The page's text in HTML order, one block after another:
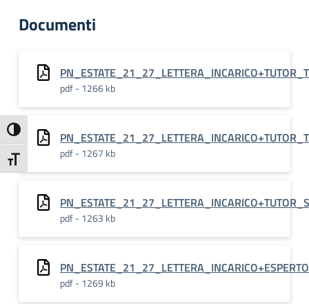
Attiva/disattiva alto contrasto
Attiva/disattiva dimensione testo
Documenti
pdf - 1266 kb
pdf - 1267 kb
pdf - 1263 kb
pdf - 1269 kb